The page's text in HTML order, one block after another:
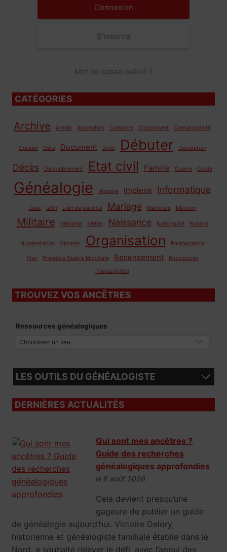
S’inscrire
Mot de passe oublié ?
CATÉGORIES
Archive Armée Ascendant Cadastre Classement Consanguinité
Conseil Date Document Droit Débuter Décoration
Décès Dénombrement Etat civil Famille Guerre Guide
Généalogie Histoire Implexe Informatique
Jeux latin Lien de parenté Mariage Matricule Mention
Militaire Médaille Métier Naissance Nationalité Notaire
Numérotation Optants Organisation Paléographie
Plan Première Guerre Mondiale Recensement
Ressources
Transcription
TROUVEZ VOS ANCÊTRES
Ressources généalogiques
LES OUTILS DU GÉNÉALOGISTE
DERNIÈRES ACTUALITÉS
Qui sont mes ancêtres ?
Guide des recherches
généalogiques approfondies
le 8 août 2026
Cela devient presqu’une
gageure de publier un guide
de généalogie aujourd’hui. Victoire Delory,
historienne et généalogiste familiale établie dans le
Nord, a souhaité relever le défi, avec l’appui des